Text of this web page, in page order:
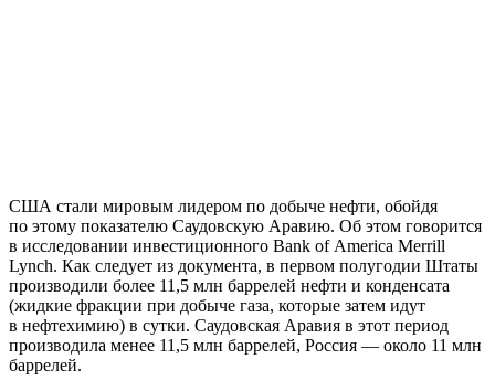
США стали мировым лидером по добыче нефти, обойдя
по этому показателю Саудовскую Аравию. Об этом говорится
в исследовании инвестиционного Bank of America Merrill
Lynch. Как следует из документа, в первом полугодии Штаты
производили более 11,5 млн баррелей нефти и конденсата
(жидкие фракции при добыче газа, которые затем идут
в нефтехимию) в сутки. Саудовская Аравия в этот период
производила менее 11,5 млн баррелей, Россия — около 11 млн
баррелей.